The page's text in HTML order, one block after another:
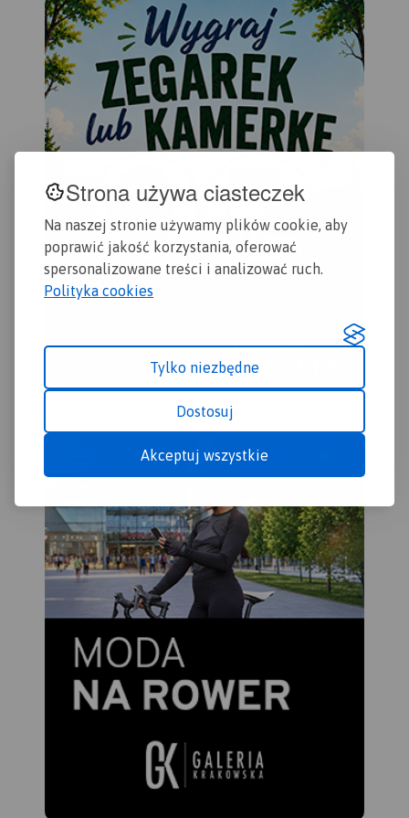
Strona używa ciasteczek
Na naszej stronie używamy plików cookie, aby
poprawić jakość korzystania, oferować
spersonalizowane treści i analizować ruch.
Polityka cookies
Tylko niezbędne
Dostosuj
Akceptuj wszystkie
zamyka się w granicach:
Końskie na północy, Raków
na południu, Ostrowiec
Świętokrzyski na wschodzie,
Dobrzeszów na zachodzie.
Rok wydania 2023
najstarsze miasta regionu:
Chęciny, Pińczów, Wiślica i
Nowy Korczyn. Doskonałe
warunki do wypoczynku oraz
uprawiania sportów
wodnych daje utworzony na
rzece Czarnej Staszowskiej
zbiornik Chańcza.Rok